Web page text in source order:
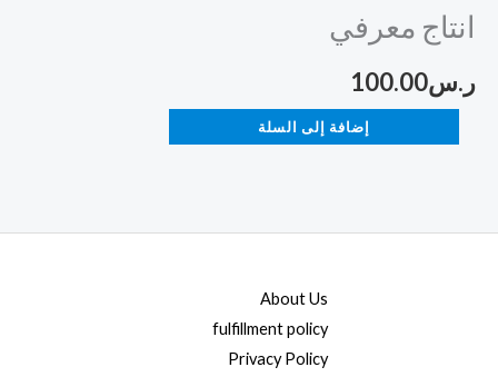
انتاج معرفي
ر.س100.00
معرفي
إضافة إلى السلة
About Us
fulfillment policy
Privacy Policy